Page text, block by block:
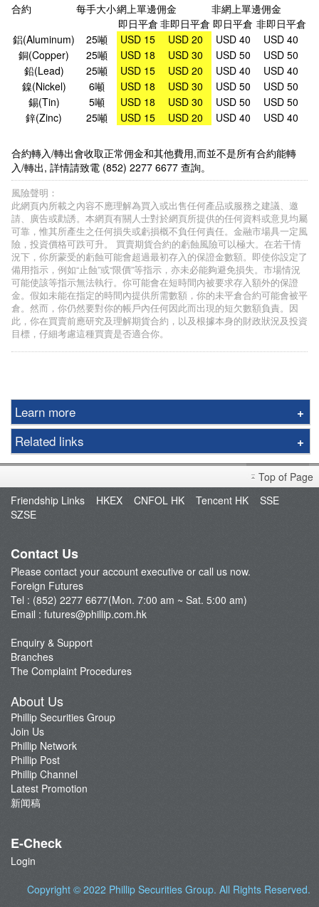
合約 每手大小網上單邊佣金
非網上單邊佣金
即日平倉 非即日平倉 即日平倉 非即日平倉
鋁(Aluminum)
25噸 USD 15 USD 20 USD 40
USD 40
銅(Copper)
25噸 USD 18 USD 30 USD 50
USD 50
鉛(Lead)
25噸 USD 15 USD 20 USD 40
USD 40
鎳(Nickel)
6噸 USD 18 USD 30 USD 50
USD 50
錫(Tin)
5噸 USD 18 USD 30 USD 50
USD 50
鋅(Zinc)
25噸 USD 15 USD 20 USD 40 USD 40
合約轉入/轉出會收取正常佣金和其他費用,而並不是所有合約能轉
入/轉出, 詳情請致電 (852) 2277 6677 查詢。
風險聲明：
此網頁內所載之內容不應理解為買入或出售任何產品或服務之建議、邀
請、廣告或勸誘。本網頁有關人士對於網頁所提供的任何資料或意見均屬
可靠，惟其所產生之任何損失或虧損概不負任何責任。金融市場具一定風
險，投資價格可跌可升。 買賣期貨合約的虧蝕風險可以極大。在若干情
況下，你所蒙受的虧蝕可能會超過最初存入的保證金數額。即使你設定了
備用指示，例如“止蝕”或“限價”等指示，亦未必能夠避免損失。市場情況
可能使該等指示無法執行。你可能會在短時間內被要求存入額外的保證
金。假如未能在指定的時間內提供所需數額，你的未平倉合約可能會被平
倉。然而，你仍然要對你的帳戶內任何因此而出現的短欠數額負責。因
此，你在買賣前應研究及理解期貨合約，以及根據本身的財政狀況及投資
目標，仔細考慮這種買賣是否適合你。
Learn more
Futures
Options
FTSE China A50 Index
Taiwan Stock Index
Currency Futures
Our Service
Trading Platform
Commentary
Important Notes
Foreign Futures Promotions
CME News
Futures API
Related links
Foreign Futures Handbook
Market Brief
FAQ
Fund Management
Top of Page
Friendship Links
HKEX CNFOL HK Tencent HK
SSE
SZSE
Contact Us
Please contact your account executive or call us now.
Foreign Futures
Tel : (852) 2277 6677(Mon. 7:00 am ~ Sat. 5:00 am)
Email : futures@phillip.com.hk
Enquiry & Support
Branches
The Complaint Procedures
About Us
Phillip Securities Group
Join Us
Phillip Network
Phillip Post
Phillip Channel
Latest Promotion
新闻稿
E-Check
Login
Copyright © 2022 Phillip Securities Group. All Rights Reserved.